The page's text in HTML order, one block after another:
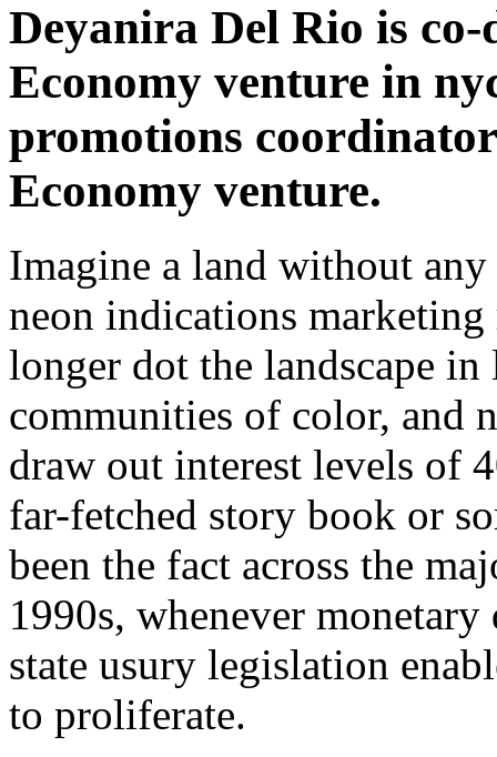
Deyanira Del Rio is
Economy venture in
promotions
Economy venture.
Imagine a land without
neon indications
longer dot the landscape in
communities of color, and
draw out interest levels of
far-fetched story book or
been the fact across the
1990s, whenever
state usury legislation
to proliferate.